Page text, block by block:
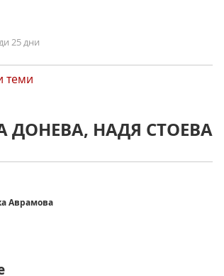
25 дни
теми
ДОНЕВА, НАДЯ СТОЕВА
Аврамова